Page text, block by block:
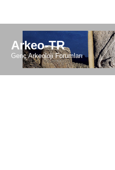
Arkeo-TR
Genç Arkeoloji Forumları